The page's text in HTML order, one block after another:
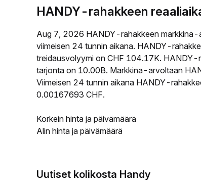
HANDY-rahakkeen
Aug 7, 2026 HANDY-rahakkeen
viimeisen 24 tunnin aikana. HANDY-
treidausvolyymi on CHF 104.17K. HANDY-
tarjonta on 10.00B. Markkina-arvoltaan
Viimeisen 24 tunnin aikana HANDY-
0.00167693 CHF.
Korkein hinta ja päivämäärä
Alin hinta ja päivämäärä
Uutiset kolikosta Handy